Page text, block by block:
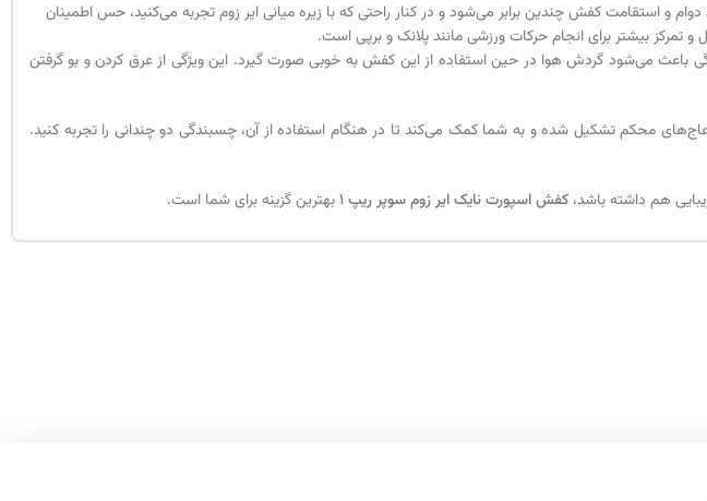
و استقامت کفش چندین برابر می‌شود و در کنار راحتی که با زیره میانی ایر زوم تجربه می‌کنید، حس اطمینان
بیشتر برای انجام حرکات ورزشی مانند پلانک و برپی است.
می‌شود گردش هوا در حین استفاده از این کفش به خوبی صورت گیرد. این ویژگی از عرق کردن و بو گرفتن
محکم تشکیل شده و به شما کمک می‌کند تا در هنگام استفاده از آن، چسبندگی دو چندانی را تجربه کنید.
هم داشته باشد، کفش اسپورت نایک ایر زوم سوپر ریپ 1 بهترین گزینه برای شما است.